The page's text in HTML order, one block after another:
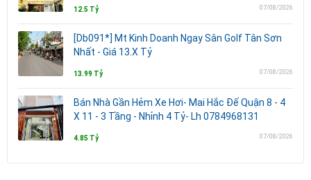
12.5 Tỷ 07/08/2026
[Db091*] Mt Kinh Doanh Ngay Sân Golf Tân Sơn
Nhất - Giá 13.X Tỷ
13.99 Tỷ 07/08/2026
Bán Nhà Gần Hẻm Xe Hơi- Mai Hắc Đế Quận 8 - 4
X 11 - 3 Tầng - Nhỉnh 4 Tỷ- Lh 0784968131
4.85 Tỷ 07/08/2026